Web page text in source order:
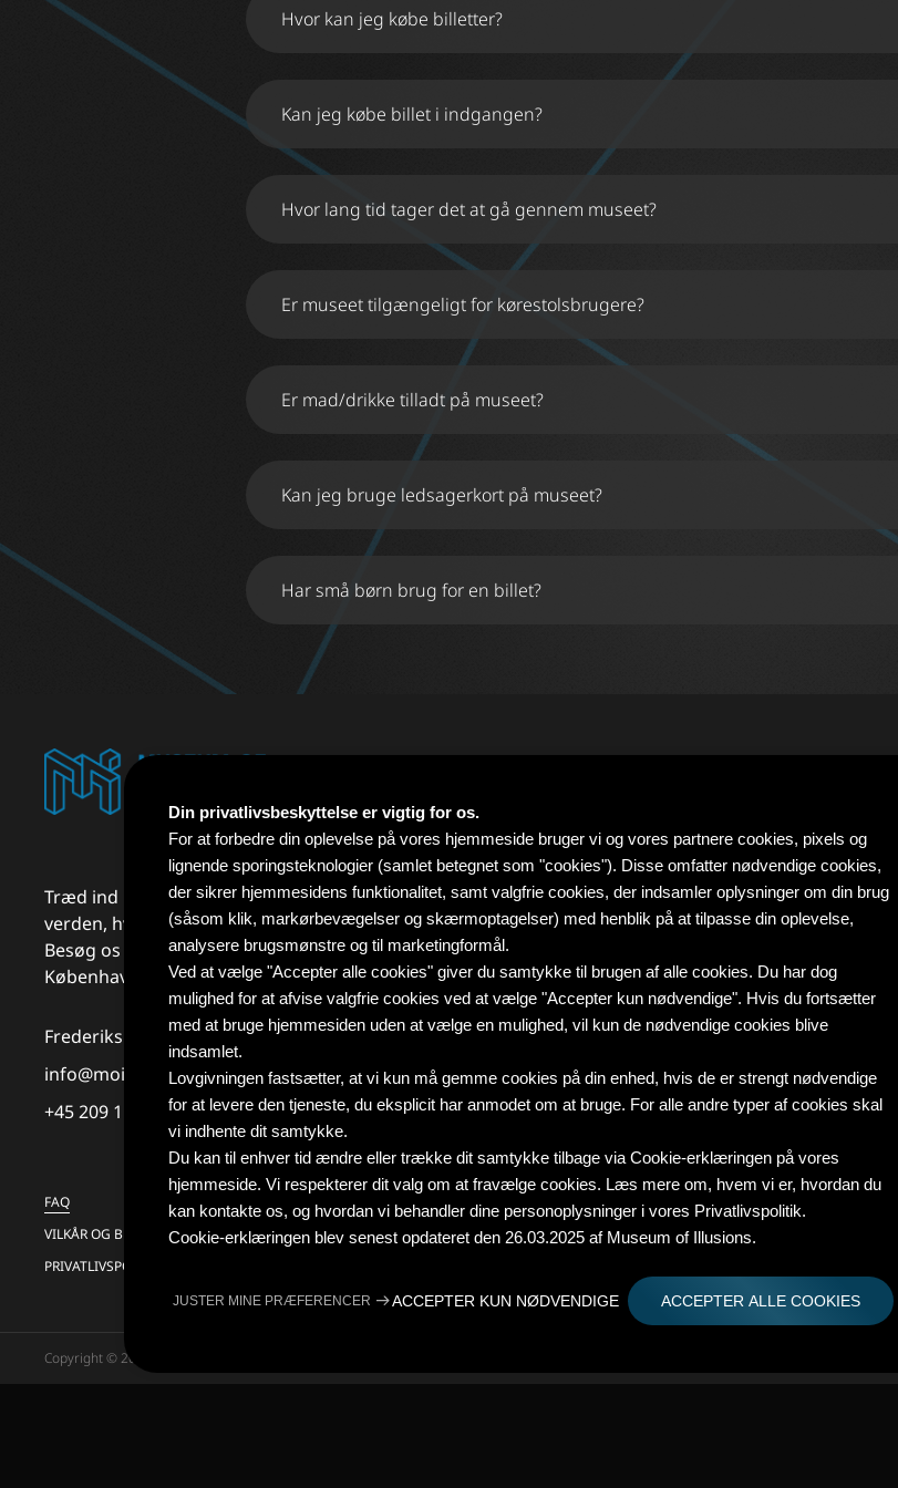
Hvor kan jeg købe billetter?
Kan jeg købe billet i indgangen?
Hvor lang tid tager det at gå gennem museet?
Er museet tilgængeligt for kørestolsbrugere?
Er mad/drikke tilladt på museet?
Kan jeg bruge ledsagerkort på museet?
Har små børn brug for en billet?
Børn i alderen 0-2 år har gratis adgang, men skal have en billet for at reservere
Træd ind i illusionernes fascinerende
verden, hvor intet er, som det ser ud.
Besøg os på Museum of Illusions
København, og oplev det utrolige!
Frederiksberggade 24 - Sådan finder du os
info@moicopenhagen.com
+45 209 11 222
FAQ
VILKÅR OG BETINGELSER
PRIVATLIVSPOLITIK
Copyright © 2022-2026 Museum of Illusions | All Rights Reserved
Din privatlivsbeskyttelse er vigtig for os.
For at forbedre din oplevelse på vores hjemmeside bruger vi og vores partnere cookies, pixels og
lignende sporingsteknologier (samlet betegnet som "cookies"). Disse omfatter nødvendige cookies,
der sikrer hjemmesidens funktionalitet, samt valgfrie cookies, der indsamler oplysninger om din brug
(såsom klik, markørbevægelser og skærmoptagelser) med henblik på at tilpasse din oplevelse,
analysere brugsmønstre og til marketingformål.
Ved at vælge "Accepter alle cookies" giver du samtykke til brugen af alle cookies. Du har dog
mulighed for at afvise valgfrie cookies ved at vælge "Accepter kun nødvendige". Hvis du fortsætter
med at bruge hjemmesiden uden at vælge en mulighed, vil kun de nødvendige cookies blive
indsamlet.
Lovgivningen fastsætter, at vi kun må gemme cookies på din enhed, hvis de er strengt nødvendige
for at levere den tjeneste, du eksplicit har anmodet om at bruge. For alle andre typer af cookies skal
vi indhente dit samtykke.
Du kan til enhver tid ændre eller trække dit samtykke tilbage via Cookie-erklæringen på vores
hjemmeside. Vi respekterer dit valg om at fravælge cookies. Læs mere om, hvem vi er, hvordan du
kan kontakte os, og hvordan vi behandler dine personoplysninger i vores Privatlivspolitik.
Cookie-erklæringen blev senest opdateret den 26.03.2025 af Museum of Illusions.
ACCEPTER ALLE COOKIES
ACCEPTER KUN NØDVENDIGE
JUSTER MINE PRÆFERENCER